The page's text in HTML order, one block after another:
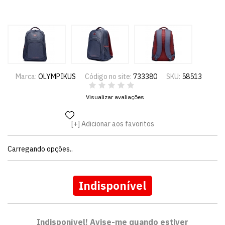
Marca: OLYMPIKUS Código no site: 733380 SKU: 58513
Visualizar avaliações
Adicionar aos favoritos
Carregando opções..
Indisponível
Indisponível! Avise-me quando estiver